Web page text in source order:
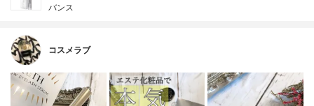
バンス
コスメラブ